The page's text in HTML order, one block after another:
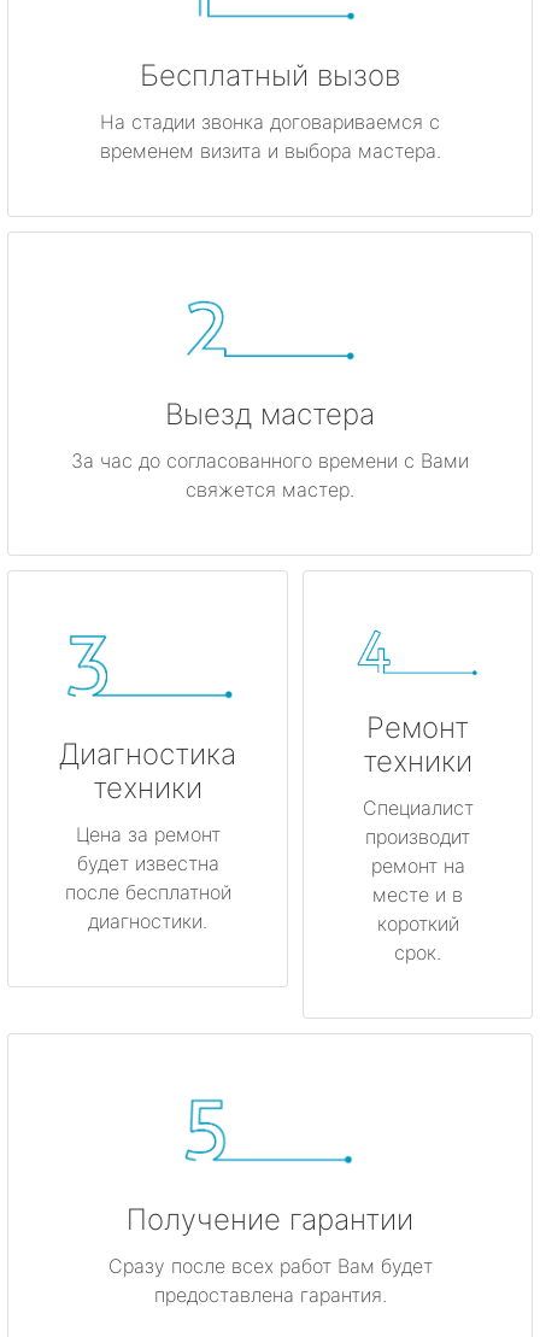
Бесплатный вызов
На стадии звонка договариваемся с
временем визита и выбора мастера.
Выезд мастера
За час до согласованного времени с Вами
свяжется мастер.
Диагностика
техники
Цена за ремонт
будет известна
после бесплатной
диагностики.
Ремонт
техники
Специалист
производит
ремонт на
месте и в
короткий
срок.
Получение гарантии
Сразу после всех работ Вам будет
предоставлена гарантия.